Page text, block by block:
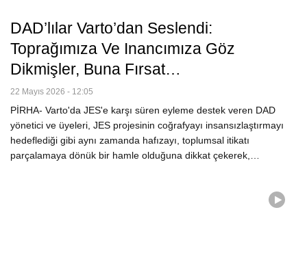
DAD’lılar Varto’dan Seslendi:
Toprağımıza Ve Inancımıza Göz
Dikmişler, Buna Fırsat…
22 Mayıs 2026 - 12:05
PİRHA- Varto'da JES'e karşı süren eyleme destek veren DAD
yönetici ve üyeleri, JES projesinin coğrafyayı insansızlaştırmayı
hedeflediği gibi aynı zamanda hafızayı, toplumsal itikatı
parçalamaya dönük bir hamle olduğuna dikkat çekerek,…